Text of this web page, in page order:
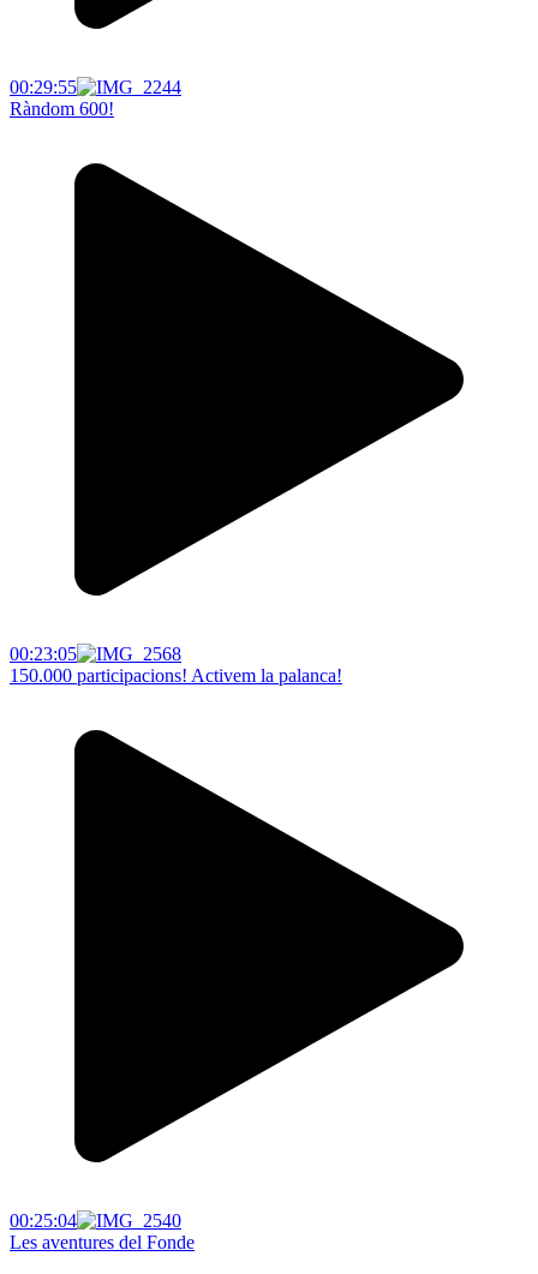
00:29:55
Ràndom 600!
00:23:05
150.000 participacions! Activem la palanca!
00:25:04
Les aventures del Fonde